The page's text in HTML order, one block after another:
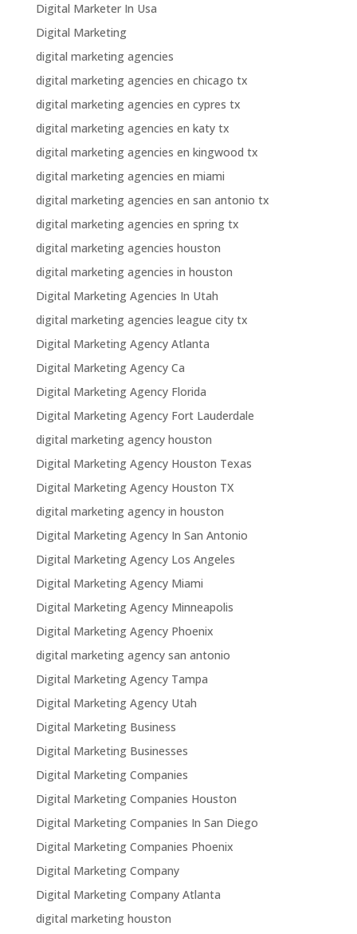
Digital Marketer In Usa
Digital Marketing
digital marketing agencies
digital marketing agencies en chicago tx
digital marketing agencies en cypres tx
digital marketing agencies en katy tx
digital marketing agencies en kingwood tx
digital marketing agencies en miami
digital marketing agencies en san antonio tx
digital marketing agencies en spring tx
digital marketing agencies houston
digital marketing agencies in houston
Digital Marketing Agencies In Utah
digital marketing agencies league city tx
Digital Marketing Agency Atlanta
Digital Marketing Agency Ca
Digital Marketing Agency Florida
Digital Marketing Agency Fort Lauderdale
digital marketing agency houston
Digital Marketing Agency Houston Texas
Digital Marketing Agency Houston TX
digital marketing agency in houston
Digital Marketing Agency In San Antonio
Digital Marketing Agency Los Angeles
Digital Marketing Agency Miami
Digital Marketing Agency Minneapolis
Digital Marketing Agency Phoenix
digital marketing agency san antonio
Digital Marketing Agency Tampa
Digital Marketing Agency Utah
Digital Marketing Business
Digital Marketing Businesses
Digital Marketing Companies
Digital Marketing Companies Houston
Digital Marketing Companies In San Diego
Digital Marketing Companies Phoenix
Digital Marketing Company
Digital Marketing Company Atlanta
digital marketing houston